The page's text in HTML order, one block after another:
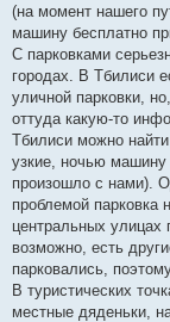
(на момент нашего
машину бесплатно
C парковками
городах. В Тбилиси
уличной парковки,
оттуда какую-то
Тбилиси можно
узкие, ночью машину
произошло с нами).
проблемой парковка
центральных улицах
возможно, есть
парковались,
В туристических
местные дяденьки,